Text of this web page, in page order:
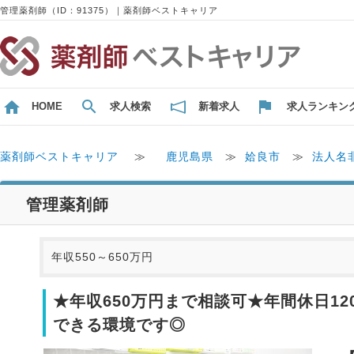
管理薬剤師（ID：91375）｜薬剤師ベストキャリア
HOME 求人検索 新着求人 求人ランキン
薬剤師ベストキャリア ≫ 鹿児島県 ≫ 姶良市 ≫ 法人名
管理薬剤師
年収550～650万円
★年収650万円まで相談可★年間休日
できる環境です◎